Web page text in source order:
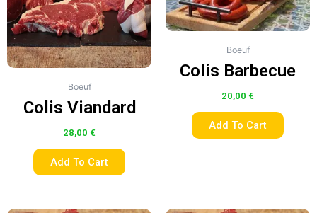
Boeuf
Colis Viandard
28,00 €
Add To Cart
Boeuf
Colis Barbecue
20,00 €
Add To Cart